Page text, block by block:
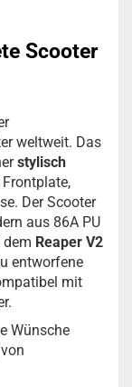
Scooter
weltweit. Das
stylisch
Der Scooter
aus 86A PU
dem Reaper V2
entworfene
mit
Wünsche